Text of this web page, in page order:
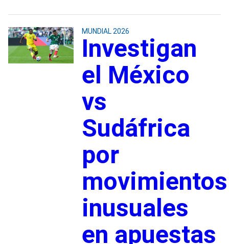
MUNDIAL 2026
Investigan
el México
vs
Sudáfrica
por
movimientos
inusuales
en apuestas